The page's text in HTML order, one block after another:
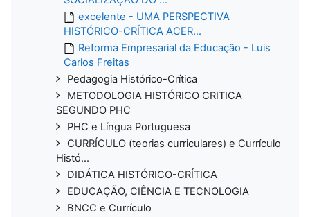
excelente - UMA PERSPECTIVA
HISTÓRICO-CRÍTICA ACER...
Reforma Empresarial da Educação - Luis
Carlos Freitas
Pedagogia Histórico-Crítica
METODOLOGIA HISTÓRICO CRITICA
SEGUNDO PHC
PHC e Língua Portuguesa
CURRÍCULO (teorias curriculares) e Currículo
Histó...
DIDÁTICA HISTÓRICO-CRÍTICA
EDUCAÇÃO, CIÊNCIA E TECNOLOGIA
BNCC e Currículo